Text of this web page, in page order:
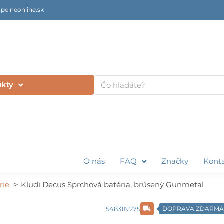
Vyhľadať
O nás FAQ Značky
Kludi Decus Sprchová batéria, brúsený Gunmetal
54831N275 DOPRAVA ZDARMA